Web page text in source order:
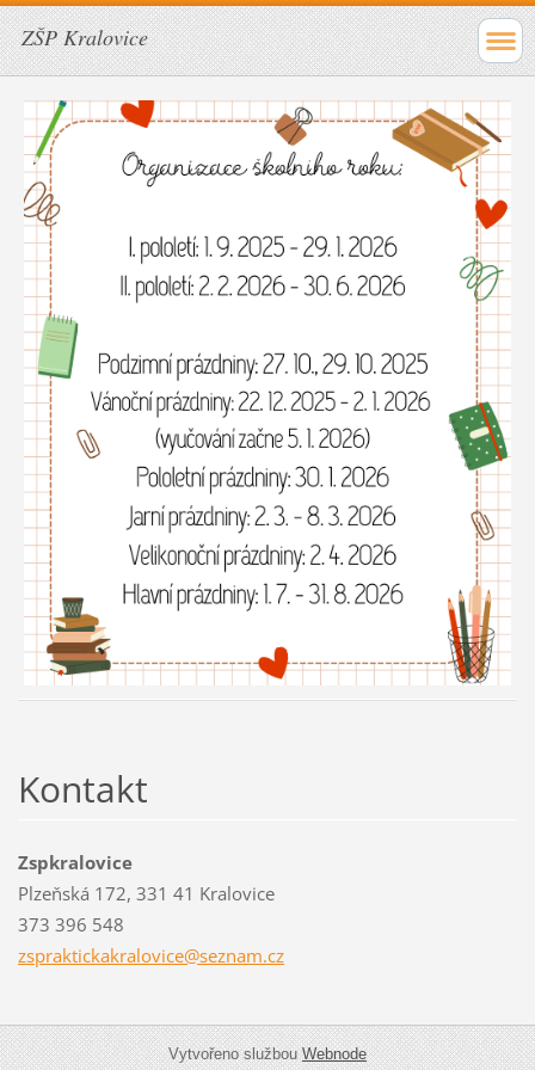
ZŠP Kralovice
Kontakt
Zspkralovice
Plzeňská 172, 331 41 Kralovice
373 396 548
zspraktickakralovice@seznam.cz
Vytvořeno službouWebnode